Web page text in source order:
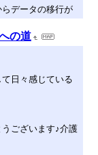
データの移行が
の道
日々感じている
ございます♪介護